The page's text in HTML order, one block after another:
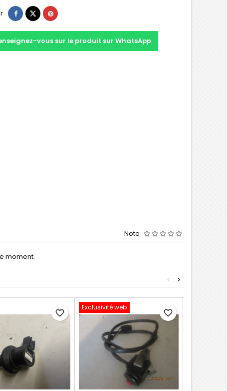
vous sur le produit sur WhatsApp
Note
moment.
>
<
favorite_border
Exclusivité web
favorite_border